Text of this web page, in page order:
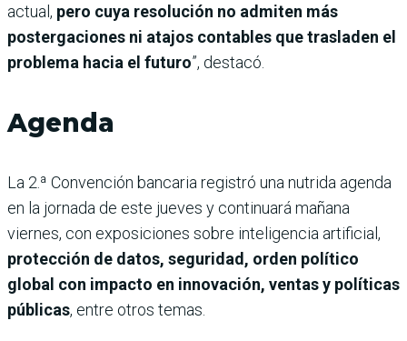
actual, pero cuya resolución no admiten más
postergaciones ni atajos contables que trasladen el
problema hacia el futuro”, destacó.
Agenda
La 2.ª Convención bancaria registró una nutrida agenda
en la jornada de este jueves y continuará mañana
viernes, con exposiciones sobre inteligencia artificial,
protección de datos, seguridad, orden político
global con impacto en innovación, ventas y políticas
públicas, entre otros temas.